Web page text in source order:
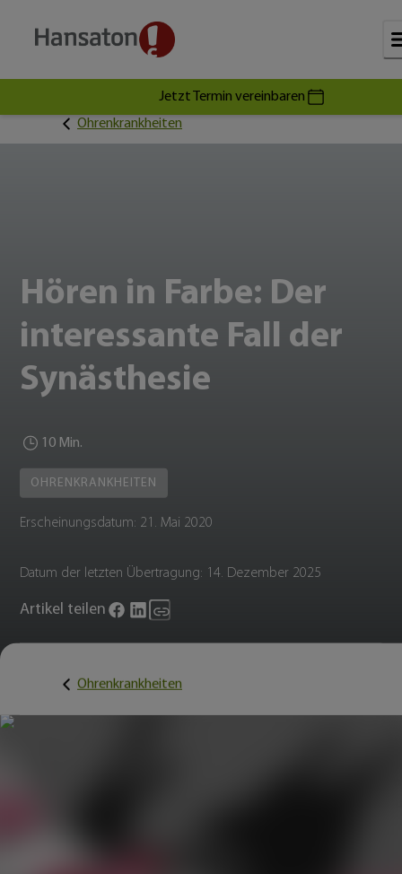
Jetzt Termin vereinbaren
Ohrenkrankheiten
Hören in Farbe: Der
interessante Fall der
Synästhesie
10 Min.
OHRENKRANKHEITEN
Erscheinungsdatum: 21. Mai 2020
Datum der letzten Übertragung: 14. Dezember 2025
Artikel teilen
Ohrenkrankheiten